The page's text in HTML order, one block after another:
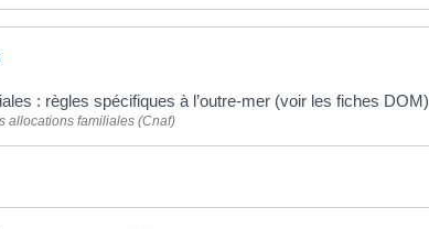
: règles spécifiques à l’outre-mer (voir les fiches DOM)
allocations familiales (Cnaf)